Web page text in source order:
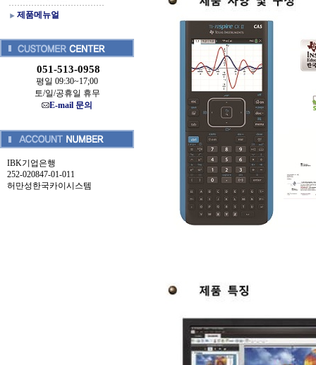
제품메뉴얼
051-513-0958
평일 09:30~17;00
토/일/공휴일 휴무
E-mail 문의
IBK기업은행
252-020847-01-011
허만성한국카이시스템